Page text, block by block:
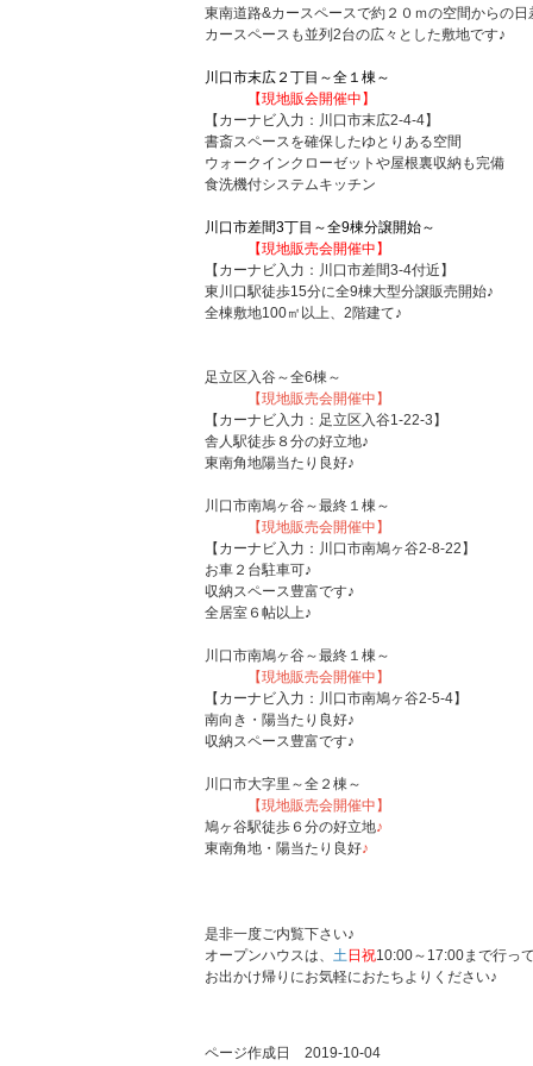
東南道路&カースペースで約２０ｍの空間からの日
カースペースも並列2台の広々とした敷地です♪
川口市末広２丁目～全１棟～
【現地販会開催中】
【カーナビ入力：川口市末広2-4-4】
書斎スペースを確保したゆとりある空間
ウォークインクローゼットや屋根裏収納も完備
食洗機付システムキッチン
川口市差間3丁目～全9棟分譲開始～
【現地販売会開催中】
【カーナビ入力：川口市差間3-4付近】
東川口駅徒歩15分に全9棟大型分譲販売開始♪
全棟敷地100㎡以上、2階建て♪
足立区入谷～全6棟～
【現地販売会開催中】
【カーナビ入力：足立区入谷1-22-3】
舎人駅徒歩８分の好立地♪
東南角地陽当たり良好♪
川口市南鳩ヶ谷～最終１棟～
【現地販売会開催中】
【カーナビ入力：川口市南鳩ヶ谷2-8-22】
お車２台駐車可♪
収納スペース豊富です♪
全居室６帖以上♪
川口市南鳩ヶ谷～最終１棟～
【現地販売会開催中】
【カーナビ入力：川口市南鳩ヶ谷2-5-4】
南向き・陽当たり良好♪
収納スペース豊富です♪
川口市大字里～全２棟～
【現地販売会開催中】
鳩ヶ谷駅徒歩６分の好立地♪
東南角地・陽当たり良好♪
是非一度ご内覧下さい♪
オープンハウスは、 土日祝10:00～17:00まで行っ
お出かけ帰りにお気軽におたちよりください♪
ページ作成日 2019-10-04